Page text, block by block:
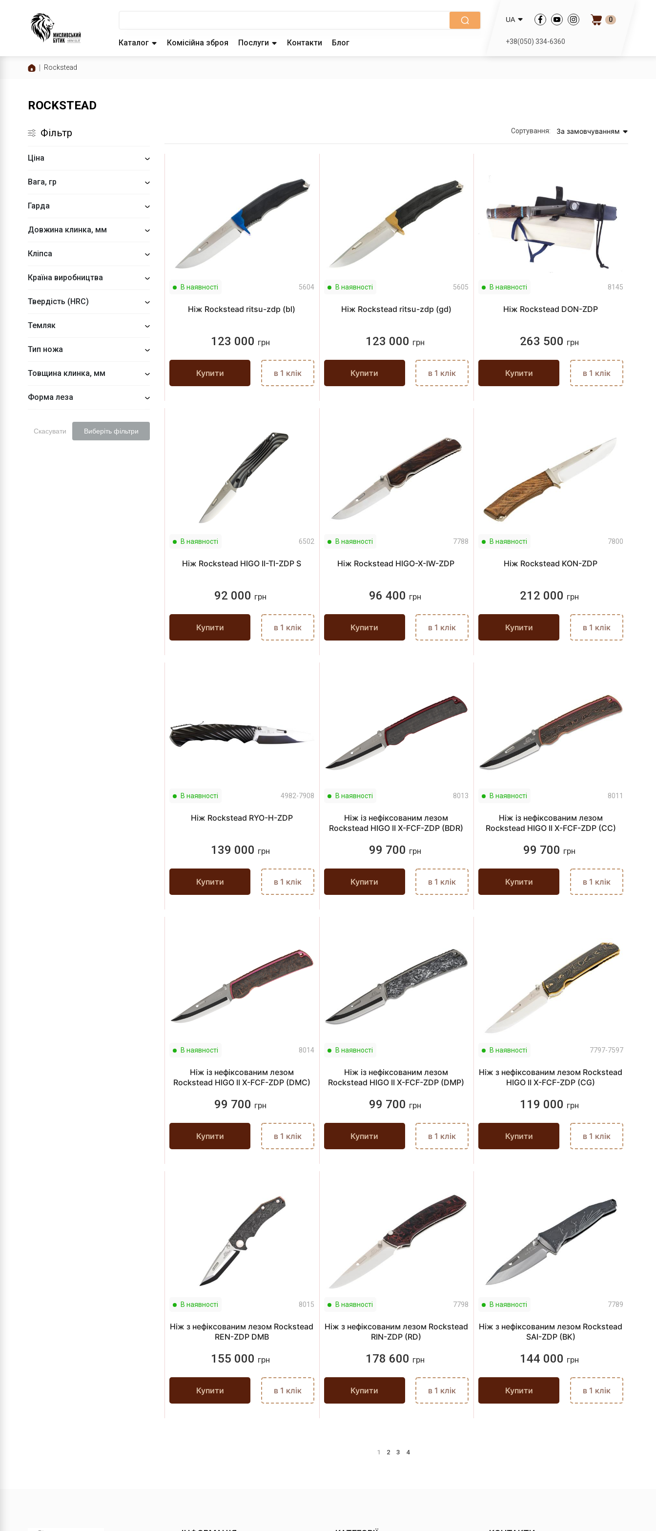
Каталог Комісійна зброя Послуги Контакти Блог
UA 0
+38(050) 334-6360
Rockstead
ROCKSTEAD
Фільтр
Ціна
Вага, гр
Гарда
Довжина клинка, мм
Кліпса
Країна виробництва
Твердість (HRC)
Темляк
Тип ножа
Товщина клинка, мм
Форма леза
Скасувати Виберіть фільтри
Сортування: За замовчуванням
В наявності 5604
Ніж Rockstead ritsu-zdp (bl)
123 000 грн
Купити в 1 клік
В наявності 5605
Ніж Rockstead ritsu-zdp (gd)
123 000 грн
Купити в 1 клік
В наявності 8145
Ніж Rockstead DON-ZDP
263 500 грн
Купити в 1 клік
В наявності 6502
Ніж Rockstead HIGO II-TI-ZDP S
92 000 грн
Купити в 1 клік
В наявності 7788
Ніж Rockstead HIGO-X-IW-ZDP
96 400 грн
Купити в 1 клік
В наявності 7800
Ніж Rockstead KON-ZDP
212 000 грн
Купити в 1 клік
В наявності 4982-7908
Ніж Rockstead RYO-H-ZDP
139 000 грн
Купити в 1 клік
В наявності 8013
Ніж із нефіксованим лезом
Rockstead HIGO II X-FCF-ZDP (BDR)
99 700 грн
Купити в 1 клік
В наявності 8011
Ніж із нефіксованим лезом
Rockstead HIGO II X-FCF-ZDP (CC)
99 700 грн
Купити в 1 клік
В наявності 8014
Ніж із нефіксованим лезом
Rockstead HIGO II X-FCF-ZDP (DMC)
99 700 грн
Купити в 1 клік
В наявності
Ніж із нефіксованим лезом
Rockstead HIGO II X-FCF-ZDP (DMP)
99 700 грн
Купити в 1 клік
В наявності 7797-7597
Ніж з нефіксованим лезом Rockstead
HIGO II X-FCF-ZDP (CG)
119 000 грн
Купити в 1 клік
В наявності 8015
Ніж з нефіксованим лезом Rockstead
REN-ZDP DMB
155 000 грн
Купити в 1 клік
В наявності 7798
Ніж з нефіксованим лезом Rockstead
RIN-ZDP (RD)
178 600 грн
Купити в 1 клік
В наявності 7789
Ніж з нефіксованим лезом Rockstead
SAI-ZDP (BK)
144 000 грн
Купити в 1 клік
1 2 3 4